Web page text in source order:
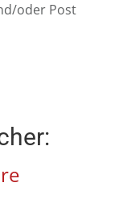
oder Post